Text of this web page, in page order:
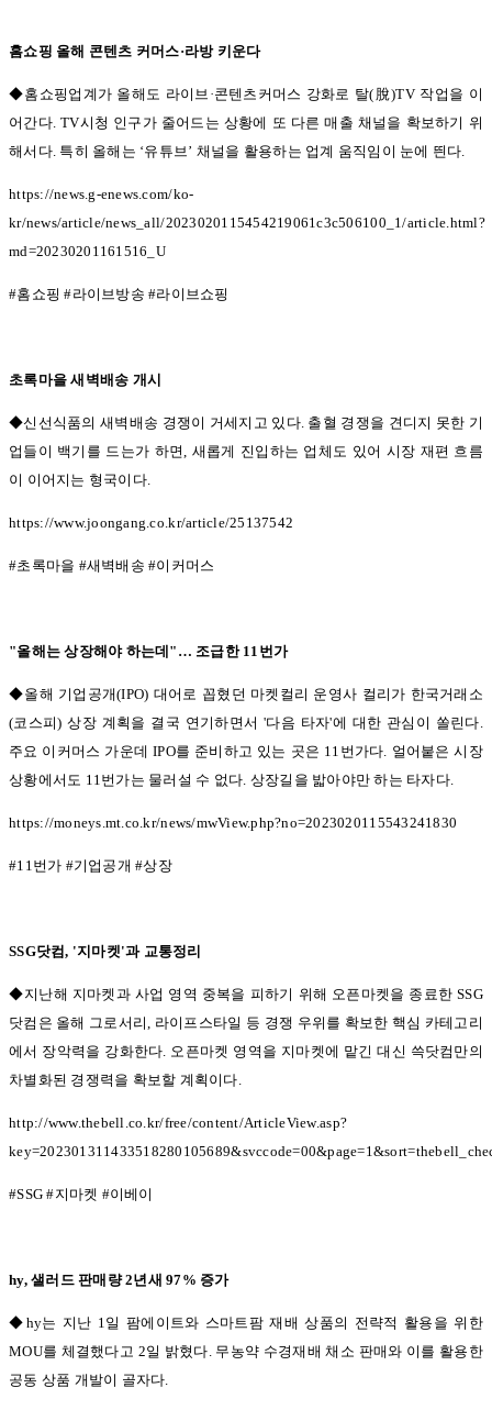
홈쇼핑 올해 콘텐츠 커머스·라방 키운다
◆홈쇼핑업계가 올해도 라이브·콘텐츠커머스 강화로 탈( 脫)TV 작업을 이
어간다. TV시청 인구가 줄어드는 상황에 또 다른 매출 채널을 확보하기 위
해서다. 특히 올해는 ‘유튜브’ 채널을 활용하는 업계 움직임이 눈에 띈다.
https://news.g-enews.com/ko-
kr/news/article/news_all/2023020115454219061c3c506100_1/article.html?
md=20230201161516_U
#홈쇼핑#라이브방송#라이브쇼핑
초록마을 새벽배송 개시
◆신선식품의 새벽배송 경쟁이 거세지고 있다. 출혈 경쟁을 견디지 못한 기
업들이 백기를 드는가 하면, 새롭게 진입하는 업체도 있어 시장 재편 흐름
이 이어지는 형국이다.
https://www.joongang.co.kr/article/25137542
#초록마을 #새벽배송#이커머스
"올해는 상장해야 하는데 "… 조급한 11 번가
◆올해 기업공개(IPO) 대어로 꼽혔던 마켓컬리 운영사 컬리가 한국거래소
(코스피)상장 계획을 결국 연기하면서'다음 타자'에 대한 관심이 쏠린다.
주요 이커머스 가운데IPO를 준비하고 있는 곳은 11 번가다. 얼어붙은 시장
상황에서도 11번가는 물러설 수 없다. 상장길을 밟아야만 하는 타자다.
https://moneys.mt.co.kr/news/mwView.php?no=2023020115543241830
#11번가 #기업공개#상장
SSG닷컴, '지마켓'과 교통정리
◆지난해 지마켓과 사업 영역 중복을 피하기 위해 오픈마켓을 종료한 SSG
닷컴은 올해 그로서리, 라이프스타일 등 경쟁 우위를 확보한 핵심 카테고리
에서 장악력을 강화한다. 오픈마켓 영역을 지마켓에 맡긴 대신 쓱닷컴만의
차별화된 경쟁력을 확보할 계획이다.
http://www.thebell.co.kr/free/content/ArticleView.asp?
#SSG #지마켓 #이베이
hy,샐러드 판매량2년새97% 증가
◆hy는 지난 1일 팜에이트와 스마트팜 재배 상품의 전략적 활용을 위한
MOU를 체결했다고 2일 밝혔다. 무농약 수경재배 채소 판매와 이를 활용한
공동 상품 개발이 골자다.